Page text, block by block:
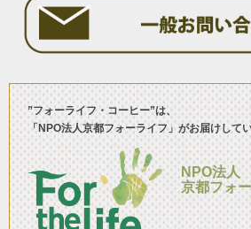
”フォーライフ・コーヒー”は、
「NPO法人京都フォーライフ」がお届けして
NPO法人
京都フォ